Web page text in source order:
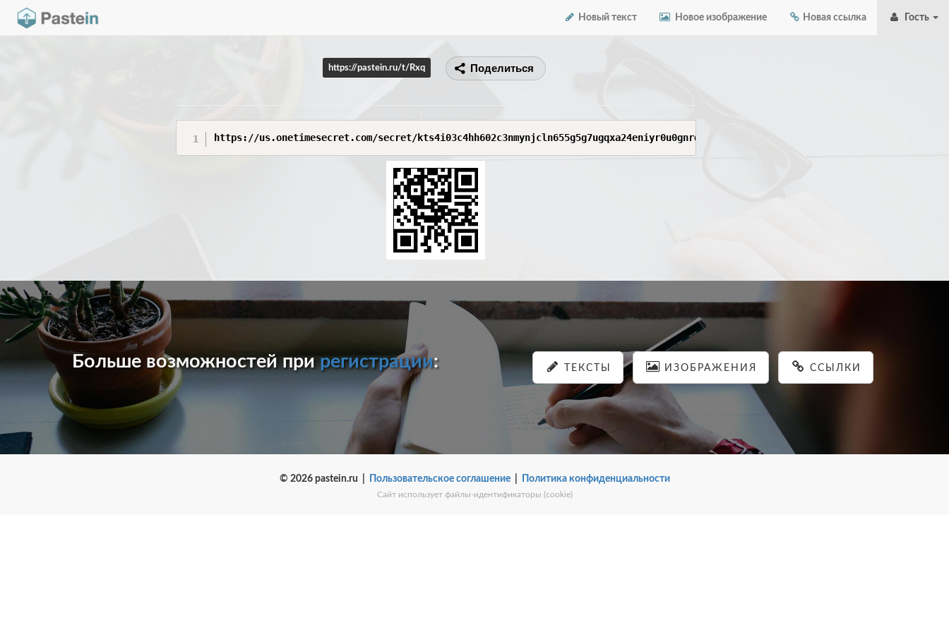
Новый текст Новое изображение Новая ссылка Гость
https://pastein.ru/t/Rxq Поделиться
https://us.onetimesecret.com/secret/kts4i03c4hh602c3nmynjcln655g5g7ugqxa24eniyr0u0gnrq71ngywt5mhrc
Больше возможностей прирегистрации: ТЕКСТЫ ИЗОБРАЖЕНИЯ ССЫЛКИ
© 2026 pastein.ru | Пользовательское соглашение| Политика конфиденциальности
Сайт использует файлы-идентификаторы (cookie)